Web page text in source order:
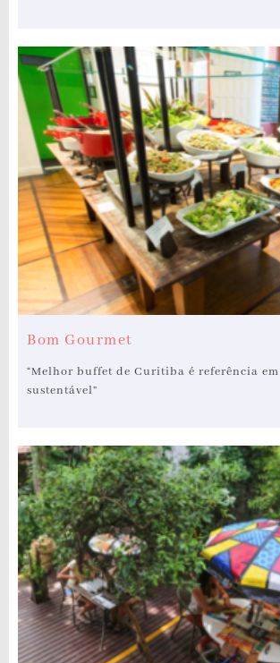
Bom Gourmet
“Melhor buffet de Curitiba é referência
sustentável”